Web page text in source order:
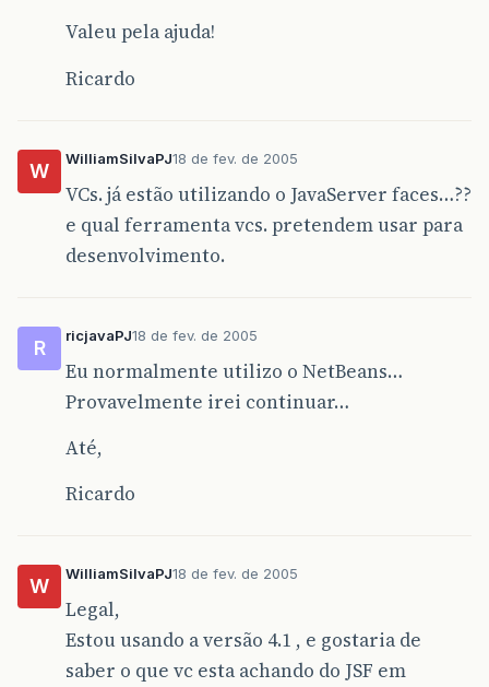
Valeu pela ajuda!
Ricardo
W
WilliamSilvaPJ18 de fev. de 2005
VCs. já estão utilizando o JavaServer faces…??
e qual ferramenta vcs. pretendem usar para
desenvolvimento.
R
ricjavaPJ18 de fev. de 2005
Eu normalmente utilizo o NetBeans…
Provavelmente irei continuar…
Até,
Ricardo
W
WilliamSilvaPJ18 de fev. de 2005
Legal,
Estou usando a versão 4.1 , e gostaria de
saber o que vc esta achando do JSF em